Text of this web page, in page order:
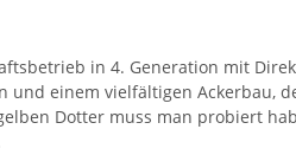
in 4. Generation mit
einem vielfältigen Ackerbau,
Dotter muss man probiert